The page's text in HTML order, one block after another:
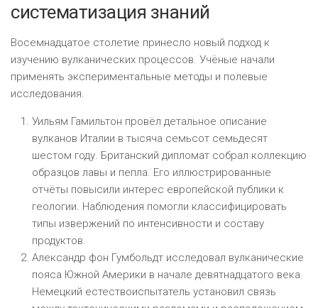
систематизация знаний
Восемнадцатое столетие принесло новый подход к
изучению вулканических процессов. Учёные начали
применять экспериментальные методы и полевые
исследования.
Уильям Гамильтон провёл детальное описание
вулканов Италии в тысяча семьсот семьдесят
шестом году. Британский дипломат собрал коллекцию
образцов лавы и пепла. Его иллюстрированные
отчёты повысили интерес европейской публики к
геологии. Наблюдения помогли классифицировать
типы извержений по интенсивности и составу
продуктов.
Александр фон Гумбольдт исследовал вулканические
пояса Южной Америки в начале девятнадцатого века.
Немецкий естествоиспытатель установил связь